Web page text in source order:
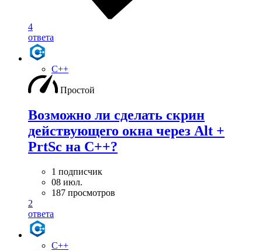
4
ответа
C++
Простой
Возможно ли сделать скрин
действующего окна через Alt +
PrtSc на С++?
1 подписчик
08 июл.
187 просмотров
2
ответа
C++